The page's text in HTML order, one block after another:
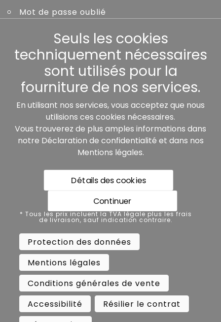
Mot de passe oublié
Nos partenaires:
* Tous les prix incluent la TVA légale plus les frais de
livraison, sauf indication contraire.
Protection des données
Mentions légales
Conditions générales de vente
Accessibilité
Résilier le contrat
Rétractation
Copyright ©Busch.
Seuls les cookies
techniquement nécessaires
sont utilisés pour la
fourniture de nos services.
En utilisant nos services, vous acceptez que nous
utilisions ces cookies nécessaires.
Vous trouverez de plus amples informations dans
notre Déclaration de confidentialité et dans nos
Mentions légales.
Détails des cookies
Continuer
* Tous les prix incluent la TVA légale plus les frais
de livraison, sauf indication contraire.
Protection des données
Mentions légales
Conditions générales de vente
Accessibilité
Résilier le contrat